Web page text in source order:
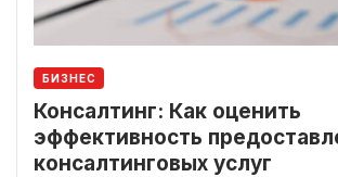
БИЗНЕС
Консалтинг: Как оценить
эффективность
консалтинговых услуг